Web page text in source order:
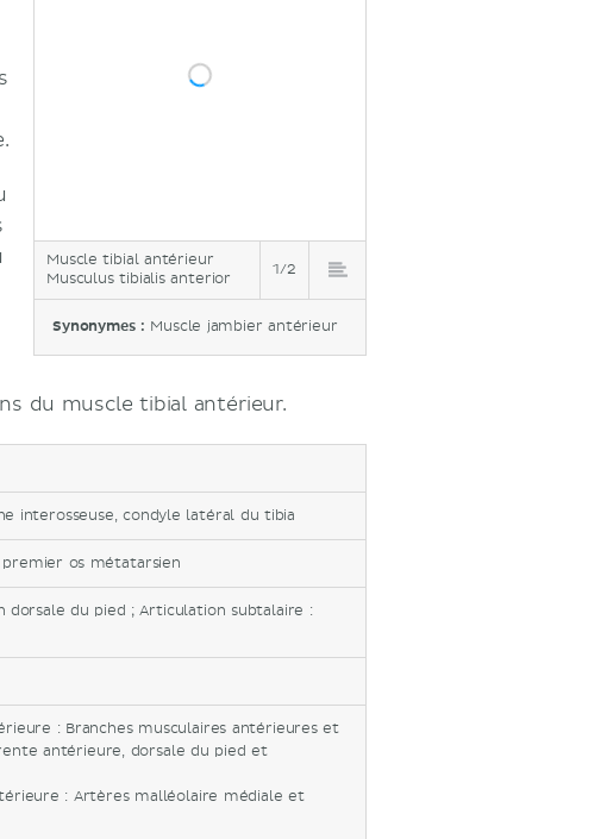
Muscle tibial antérieur
Musculus tibialis anterior
1/2
Synonymes : Muscle jambier antérieur
du muscle tibial antérieur.
interosseuse, condyle latéral du tibia
os métatarsien
du pied ; Articulation subtalaire :
: Branches musculaires antérieures et
antérieure, dorsale du pied et
: Artères malléolaire médiale et